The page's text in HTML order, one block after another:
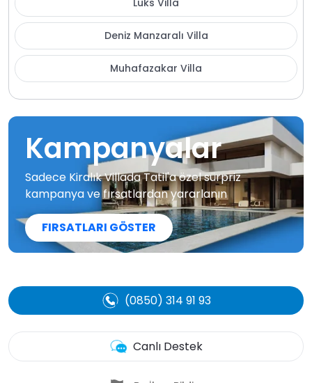
Lüks Villa
Deniz Manzaralı Villa
Muhafazakar Villa
Kampanyalar
Sadece Kiralık Villada Tatil'a özel sürpriz
kampanya ve fırsatlardan yararlanın
FIRSATLARI GÖSTER
(0850) 314 91 93
Canlı Destek